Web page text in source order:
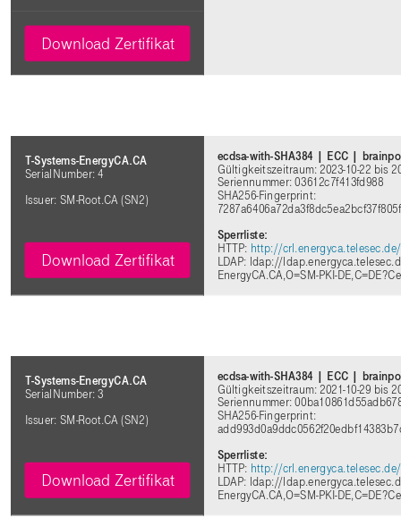
Download Zertifikat
T-Systems-EnergyCA.CA
SerialNumber: 4
Issuer: SM-Root.CA (SN2)
ecdsa-with-SHA384 | ECC |
Gültigkeitszeitraum: 2023-10-22 bis
Seriennummer: 03612c7f413fd988
SHA256-Fingerprint:
Sperrliste:
HTTP: http://crl.energyca.telesec.de/
LDAP: ldap://
EnergyCA.CA,O=SM-PKI-
Download Zertifikat
T-Systems-EnergyCA.CA
SerialNumber: 3
Issuer: SM-Root.CA (SN2)
ecdsa-with-SHA384 | ECC |
Gültigkeitszeitraum: 2021-10-29 bis
Seriennummer:
SHA256-Fingerprint:
Sperrliste:
HTTP: http://crl.energyca.telesec.de/
LDAP: ldap://
EnergyCA.CA,O=SM-PKI-
Download Zertifikat